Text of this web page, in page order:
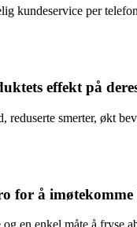
kundeservice per
effekt på
reduserte smerter, økt
for å imøtekomme